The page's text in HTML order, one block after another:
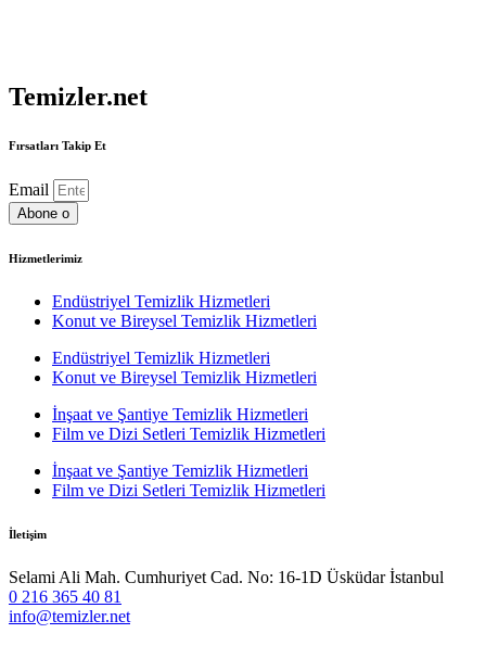
Temizler.net
Fırsatları Takip Et
Email
Abone o
Hizmetlerimiz
Endüstriyel Temizlik Hizmetleri
Konut ve Bireysel Temizlik Hizmetleri
Endüstriyel Temizlik Hizmetleri
Konut ve Bireysel Temizlik Hizmetleri
İnşaat ve Şantiye Temizlik Hizmetleri
Film ve Dizi Setleri Temizlik Hizmetleri
İnşaat ve Şantiye Temizlik Hizmetleri
Film ve Dizi Setleri Temizlik Hizmetleri
İletişim
Selami Ali Mah. Cumhuriyet Cad. No: 16-1D Üsküdar İstanbul
0 216 365 40 81
info@temizler.net